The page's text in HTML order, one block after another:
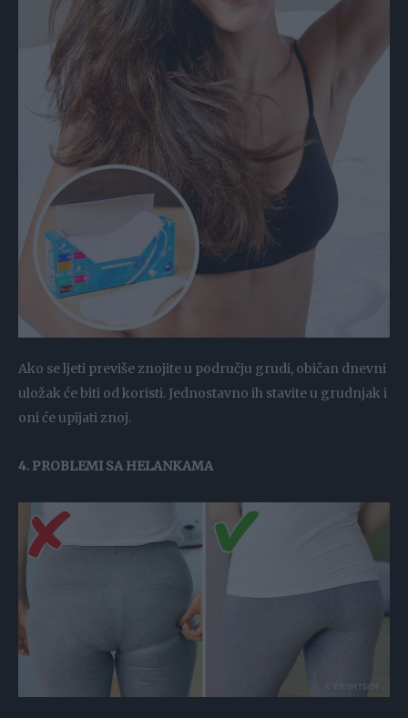
Ako se ljeti previše znojite u području grudi, običan dnevni
uložak će biti od koristi. Jednostavno ih stavite u grudnjak i
oni će upijati znoj.
4. PROBLEMI SA HELANKAMA